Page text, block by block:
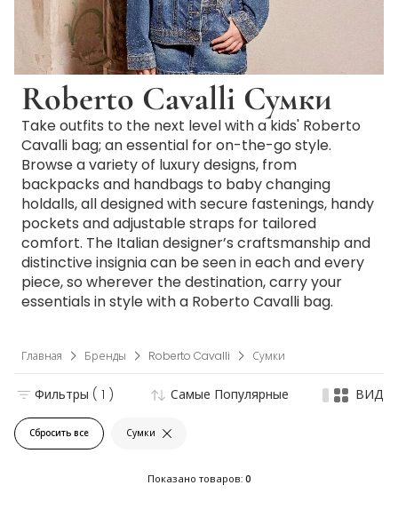
Roberto Cavalli Сумки
Take outfits to the next level with a kids' Roberto
Cavalli bag; an essential for on-the-go style.
Browse a variety of luxury designs, from
backpacks and handbags to baby changing
holdalls, all designed with secure fastenings, handy
pockets and adjustable straps for tailored
comfort. The Italian designer’s craftsmanship and
distinctive insignia can be seen in each and every
piece, so wherever the destination, carry your
essentials in style with a Roberto Cavalli bag.
Главная Бренды Roberto Cavalli Сумки
Сбросить все Сумки
Фильтры ( 1 ) Самые Популярные ВИД
Показано товаров:0